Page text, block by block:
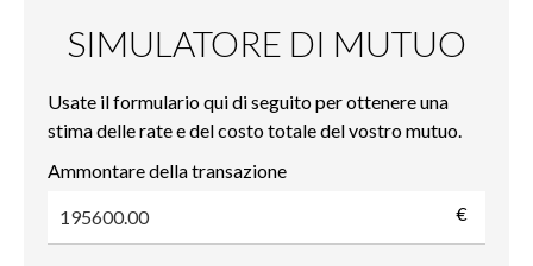
SIMULATORE DI MUTUO
Usate il formulario qui di seguito per ottenere una
stima delle rate e del costo totale del vostro mutuo.
Ammontare della transazione
€